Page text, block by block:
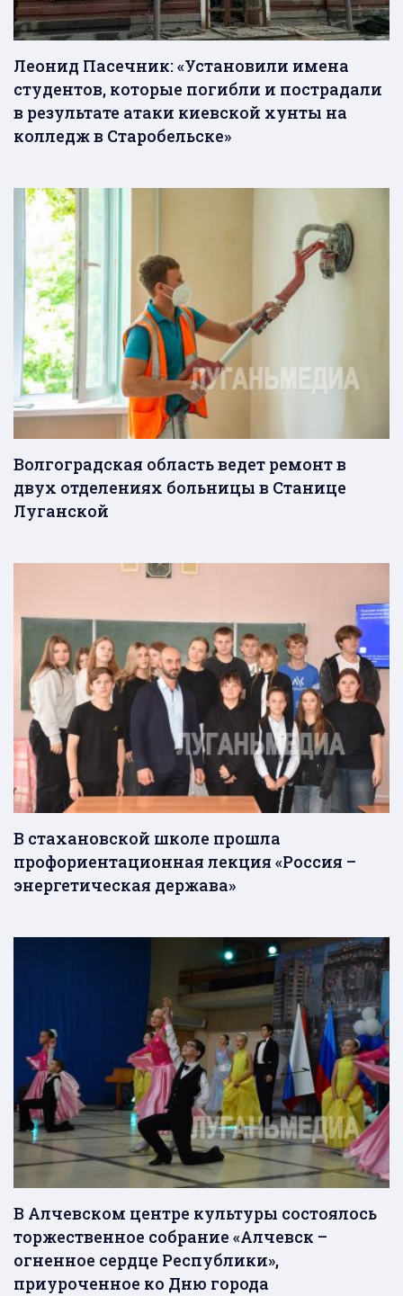
Леонид Пасечник: «Установили имена
студентов, которые погибли и пострадали
в результате атаки киевской хунты на
колледж в Старобельске»
Волгоградская область ведет ремонт в
двух отделениях больницы в Станице
Луганской
В стахановской школе прошла
профориентационная лекция «Россия –
энергетическая держава»
В Алчевском центре культуры состоялось
торжественное собрание «Алчевск –
огненное сердце Республики»,
приуроченное ко Дню города